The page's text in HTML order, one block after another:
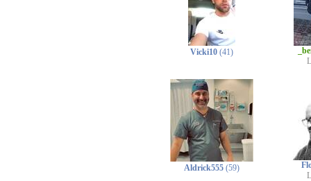
Vicki10 (41)
Aldrick555 (59)